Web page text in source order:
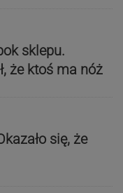
sklepu.
że ktoś ma nóż
się, że